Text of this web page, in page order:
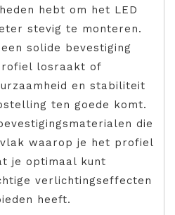
hebt om het LED
stevig te monteren.
solide bevestiging
losraakt of
en stabiliteit
ten goede komt.
die
waarop je het profiel
je optimaal kunt
verlichtingseffecten
heeft.